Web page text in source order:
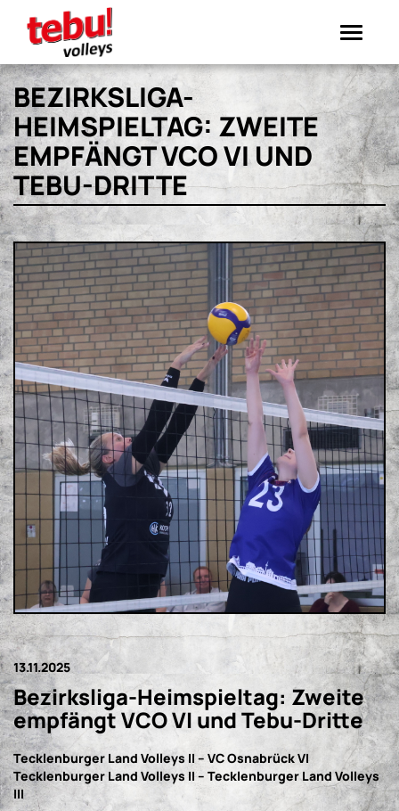
Toggle
navigation
BEZIRKSLIGA-
HEIMSPIELTAG: ZWEITE
EMPFÄNGT VCO VI UND
TEBU-DRITTE
13.11.2025
Bezirksliga-Heimspieltag: Zweite
empfängt VCO VI und Tebu-Dritte
Tecklenburger Land Volleys II – VC Osnabrück VI
Tecklenburger Land Volleys II – Tecklenburger Land Volleys
III